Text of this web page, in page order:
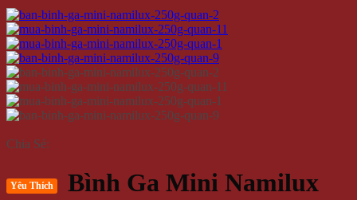
Chia Sẻ:
Yêu Thích
Bình Ga Mini Namilux